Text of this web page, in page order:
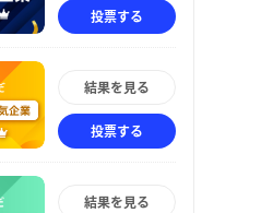
投票する
結果を見る
投票する
結果を見る